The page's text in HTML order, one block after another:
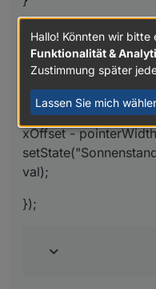
var pointerWidth =
var val =
xOffset -
val);
});
Hallo! Könnten wir
Funktionalität &
Zustimmung später
Lassen Sie mich